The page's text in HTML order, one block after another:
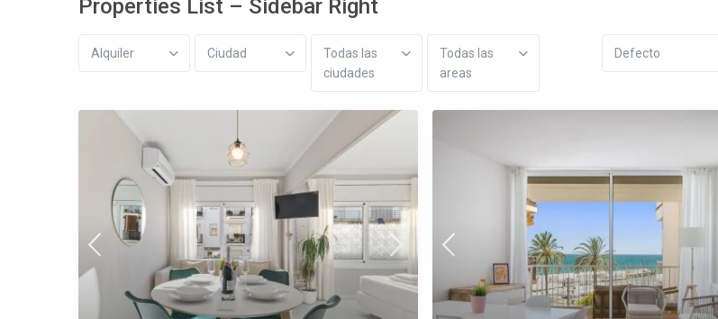
Properties List – Sidebar Right
Alquiler Ciudad
Todas las
ciudades
Todas las
areas
Defecto